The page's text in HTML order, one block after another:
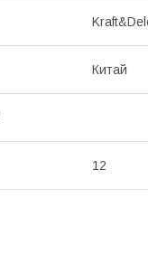
Китай
12